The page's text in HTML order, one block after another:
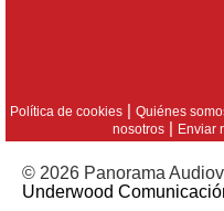
Política de cookies| Quiénes
nosotros | Enviar
© 2026 Panorama
Underwood